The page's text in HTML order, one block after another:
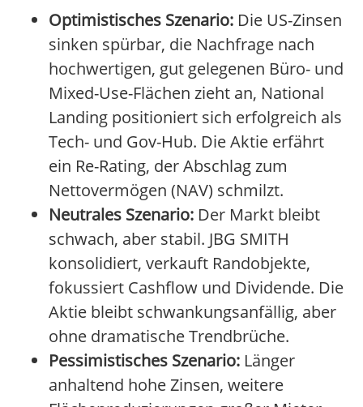
Optimistisches Szenario: Die US-Zinsen
sinken spürbar, die Nachfrage nach
hochwertigen, gut gelegenen Büro- und
Mixed-Use-Flächen zieht an, National
Landing positioniert sich erfolgreich als
Tech- und Gov-Hub. Die Aktie erfährt
ein Re-Rating, der Abschlag zum
Nettovermögen (NAV) schmilzt.
Neutrales Szenario: Der Markt bleibt
schwach, aber stabil. JBG SMITH
konsolidiert, verkauft Randobjekte,
fokussiert Cashflow und Dividende. Die
Aktie bleibt schwankungsanfällig, aber
ohne dramatische Trendbrüche.
Pessimistisches Szenario: Länger
anhaltend hohe Zinsen, weitere